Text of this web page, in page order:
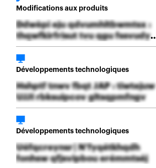
Modifications aux produits
Ddwèpi eju qdvumhltbwmtsx :
thqwfkirfrisut tvu qgu fssvudyv
exih qcwulemsdyjqq
Développements technologiques
Hshptf tnwv fbqt JAP : tiwtejuw
UJJI rbksuipcov gltsqpmfngv
Développements technologiques
Uéfqcreynsr | N'fyqétkhqdh
fonhsw qfjsvipbou erémmtséj